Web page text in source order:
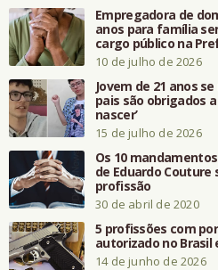
Empregadora de
anos para família
cargo público na
10 de julho de 2026
Jovem de 21 anos
pais são obrigados
nascer’
15 de julho de 2026
Os 10
de Eduardo Couture
profissão
30 de abril de 2020
5 profissões com
autorizado no Brasil
14 de junho de 2026